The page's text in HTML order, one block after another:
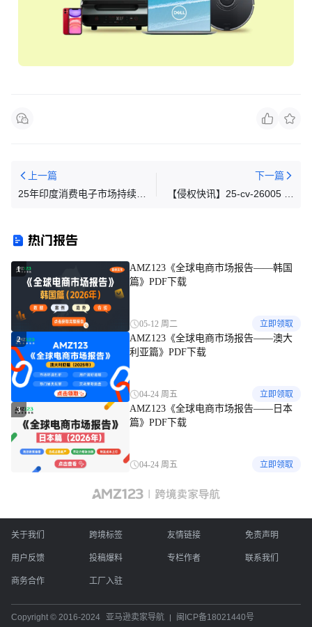
上一篇
25年印度消费电子市场持续增
下一篇
【侵权快讯】25-cv-26005 越
热门报告
1
AMZ123《全球电商市场报告——韩国
篇》PDF下载
05-12 周二 立即领取
2
AMZ123《全球电商市场报告——澳大
利亚篇》PDF下载
04-24 周五 立即领取
3
AMZ123《全球电商市场报告——日本
篇》PDF下载
04-24 周五 立即领取
关于我们 跨境标签 友情链接 免责声明
用户反馈 投稿爆料 专栏作者 联系我们
商务合作 工厂入驻
Copyright © 2016-2024 亚马逊卖家导航 闽ICP备18021440号